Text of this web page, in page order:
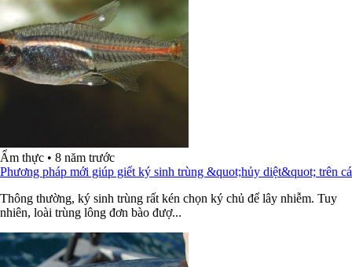
Ẩm thực • 8 năm trước
Phương pháp mới giúp giết ký sinh trùng &quot;hủy diệt&quot; trên cá
Thông thường, ký sinh trùng rất kén chọn ký chủ để lây nhiễm. Tuy
nhiên, loài trùng lông đơn bào đượ...